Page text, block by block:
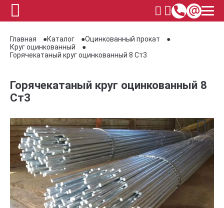
Главная Каталог
Оцинкованный прокат
Круг оцинкованный
Горячекатаный круг оцинкованный 8 Ст3
Горячекатаный круг оцинкованный 8
Ст3
zmip.ru